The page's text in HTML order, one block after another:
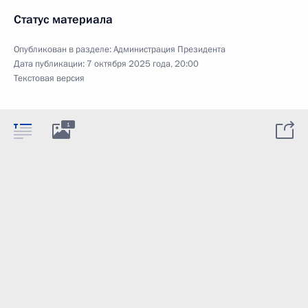
Статус материала
Опубликован в разделе:Администрация Президента
Дата публикации: 7 октября 2025 года, 20:00
Текстовая версия
1